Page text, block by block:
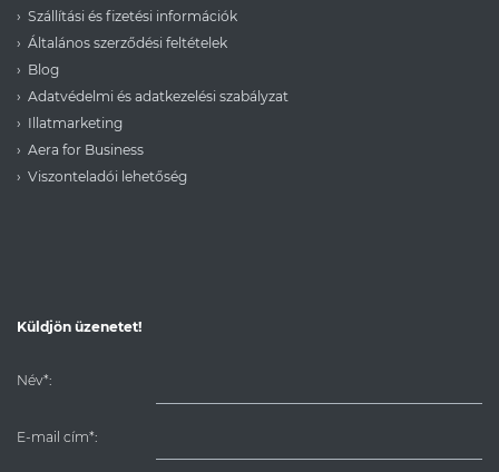
Szállítási és fizetési információk
Általános szerződési feltételek
Blog
Adatvédelmi és adatkezelési szabályzat
Illatmarketing
Aera for Business
Viszonteladói lehetőség
Küldjön üzenetet!
Név*:
E-mail cím*: